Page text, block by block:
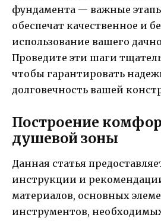
фундамента — важные
обеспечат качественное и
использование вашего
Проведите эти шаги
чтобы гарантировать
долговечность вашей
Построение
душевой зоны
Данная статья
инструкции и
материалов, основных
инструментов,